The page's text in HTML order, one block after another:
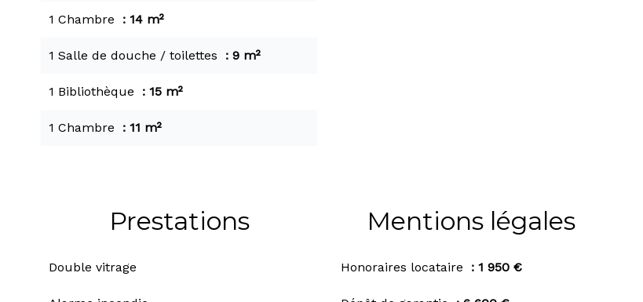
1 Chambre 14 m²
1 Salle de douche / toilettes 9 m²
1 Bibliothèque 15 m²
1 Chambre 11 m²
Prestations
Double vitrage
Mentions légales
Honoraires locataire 1 950 €